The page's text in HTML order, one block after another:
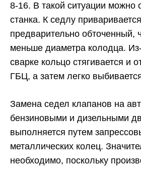
8-16. В такой ситуации можно
станка. К седлу
предварительно обточенный,
меньше диаметра колодца.
сварке кольцо стягивается и
ГБЦ, а затем легко
Замена седел клапанов на
бензиновыми и дизельными
выполняется путем
металлических колец.
необходимо, поскольку